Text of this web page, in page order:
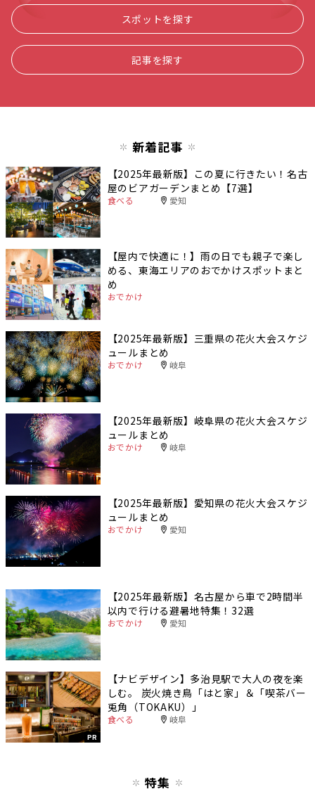
スポットを探す
記事を探す
新着記事
【2025年最新版】この夏に行きたい！名古
屋のビアガーデンまとめ【7選】
食べる 愛知
【屋内で快適に！】雨の日でも親子で楽し
める、東海エリアのおでかけスポットまと
め
おでかけ
【2025年最新版】三重県の花火大会スケジ
ュールまとめ
おでかけ 岐阜
【2025年最新版】岐阜県の花火大会スケジ
ュールまとめ
おでかけ 岐阜
【2025年最新版】愛知県の花火大会スケジ
ュールまとめ
おでかけ 愛知
【2025年最新版】名古屋から車で2時間半
以内で行ける避暑地特集！32選
おでかけ 愛知
PR
【ナビデザイン】多治見駅で大人の夜を楽
しむ。 炭火焼き鳥「はと家」＆「喫茶バー
兎角（TOKAKU）」
食べる 岐阜
特集